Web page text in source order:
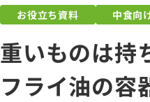
お役立ち資料 中食向
重いものは持
フライ油の容